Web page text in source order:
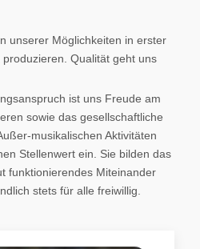
unserer Möglichkeiten in erster
Qualität geht uns
ist uns Freude am
sowie das gesellschaftliche
musikalischen Aktivitäten
Stellenwert ein. Sie bilden das
funktionierendes Miteinander
stets für alle freiwillig.